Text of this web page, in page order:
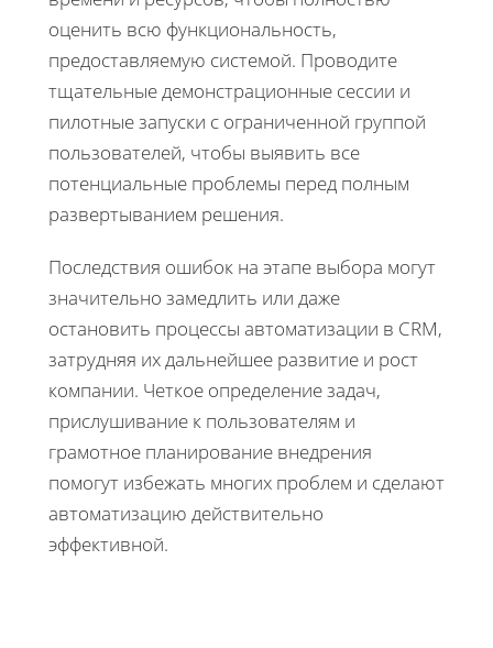
оценить всю функциональность,
предоставляемую системой. Проводите
тщательные демонстрационные сессии и
пилотные запуски с ограниченной группой
пользователей, чтобы выявить все
потенциальные проблемы перед полным
развертыванием решения.
Последствия ошибок на этапе выбора могут
значительно замедлить или даже
остановить процессы автоматизации в CRM,
затрудняя их дальнейшее развитие и рост
компании. Четкое определение задач,
прислушивание к пользователям и
грамотное планирование внедрения
помогут избежать многих проблем и сделают
автоматизацию действительно
эффективной.